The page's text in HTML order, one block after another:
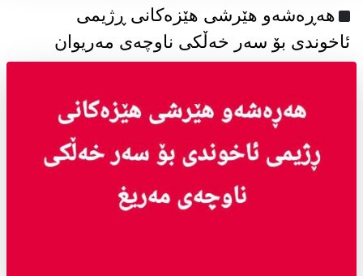
هەڕەشەو هێرشی هێزەکانی ڕژیمی
ئاخوندی بۆ سەر خەڵکی ناوچەی مەریوان